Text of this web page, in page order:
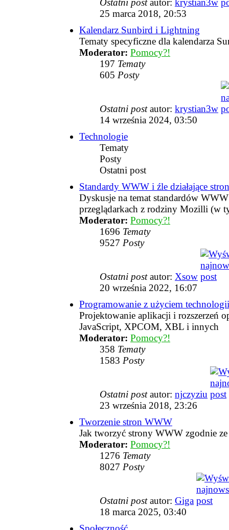
Ostatni postautor: krystian3w
25 marca 2018, 20:53
Kalendarz Sunbird i Lightning
Tematy specyficzne dla kalendarza
Moderator: Pomocy?!
197 Tematy
605 Posty
Ostatni postautor: krystian3w
14 września 2024, 03:50
Technologie
Tematy
Posty
Ostatni post
Standardy WWW i źle działające
Dyskusje na temat standardów
przeglądarkach z rodziny Mozilli (w
Moderator: Pomocy?!
1696 Tematy
9527 Posty
Ostatni postautor: Xsow
20 września 2022, 16:07
Programowanie z użyciem
Projektowanie aplikacji i rozszerzeń
JavaScript, XPCOM, XBL i innych
Moderator: Pomocy?!
358 Tematy
1583 Posty
Ostatni postautor: njczyziu
23 września 2018, 23:26
Tworzenie stron WWW
Jak tworzyć strony WWW zgodnie ze
Moderator: Pomocy?!
1276 Tematy
8027 Posty
Ostatni postautor: Giga
18 marca 2025, 03:40